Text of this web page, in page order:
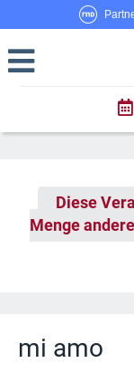
Diese
Menge
mi amo